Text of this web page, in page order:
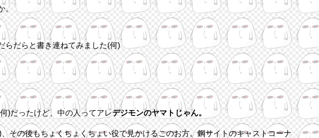
。
らだらと書き連ねてみました(何)
)だったけど、中の人ってアレデジモンのヤマトじゃん。
その後もちょくちょくちょい役で見かけるこのお方。鋼サイトのキャストコーナ